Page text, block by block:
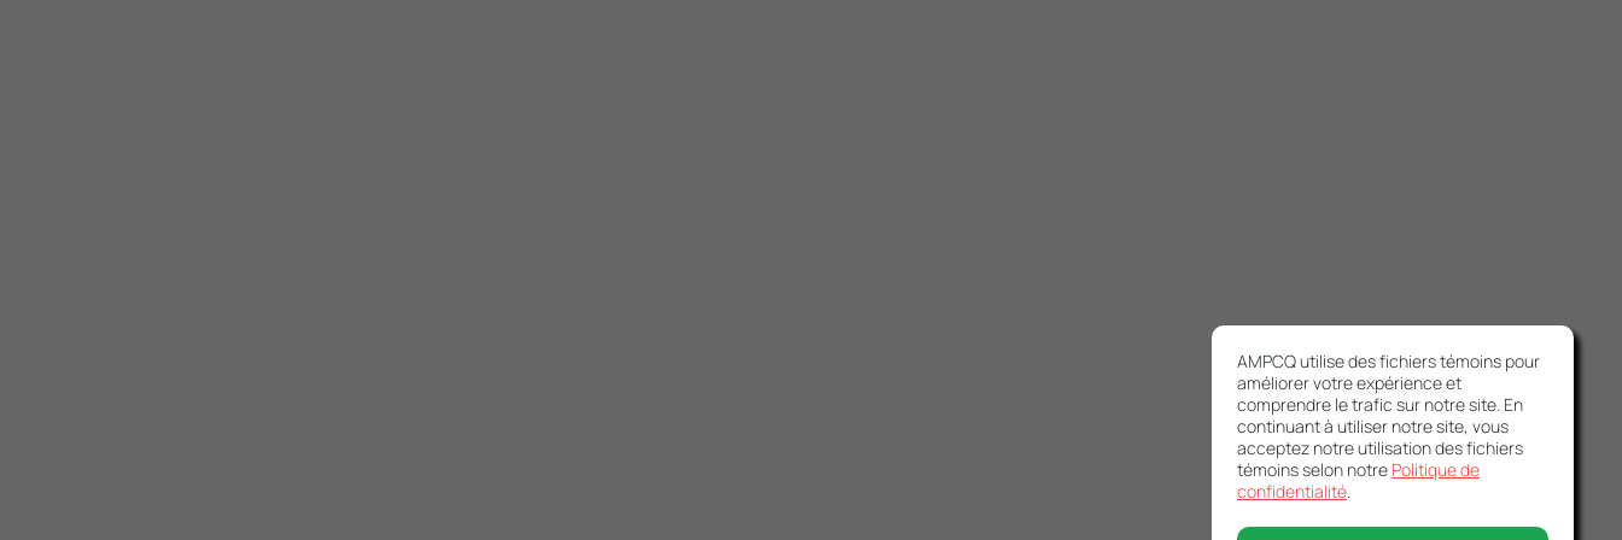
AMPCQ utilise des fichiers témoins pour
améliorer votre expérience et
comprendre le trafic sur notre site. En
continuant à utiliser notre site, vous
acceptez notre utilisation des fichiers
témoins selon notre Politique de
confidentialité.